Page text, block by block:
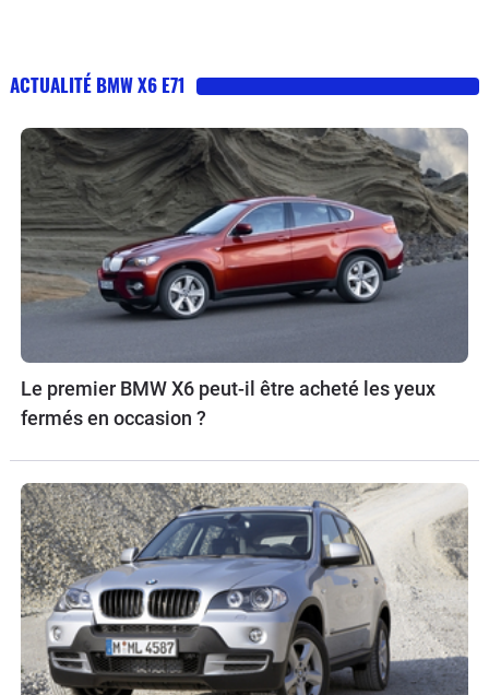
ACTUALITÉ BMW X6 E71
Le premier BMW X6 peut-il être acheté les yeux
fermés en occasion ?